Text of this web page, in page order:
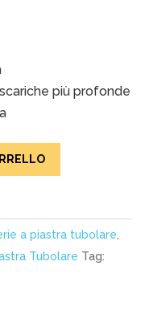
più profonde
a piastra tubolare
Tubolare Tag: